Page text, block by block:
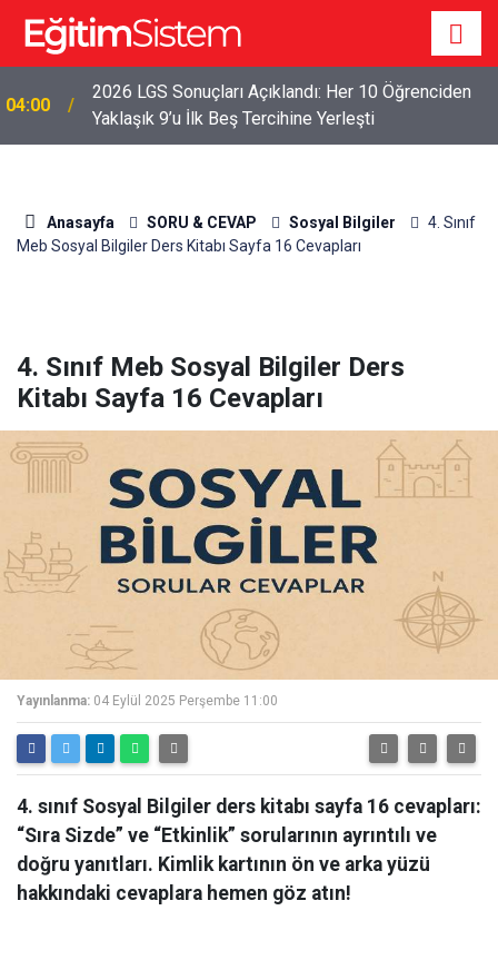
04:00
2026 LGS Sonuçları Açıklandı: Her 10 Öğrenciden
Yaklaşık 9’u İlk Beş Tercihine Yerleşti
Anasayfa SORU & CEVAP Sosyal Bilgiler
4. Sınıf
Meb Sosyal Bilgiler Ders Kitabı Sayfa 16 Cevapları
4. Sınıf Meb Sosyal Bilgiler Ders
Kitabı Sayfa 16 Cevapları
Yayınlanma: 04 Eylül 2025 Perşembe 11:00
4. sınıf Sosyal Bilgiler ders kitabı sayfa 16 cevapları:
“Sıra Sizde” ve “Etkinlik” sorularının ayrıntılı ve
doğru yanıtları. Kimlik kartının ön ve arka yüzü
hakkındaki cevaplara hemen göz atın!